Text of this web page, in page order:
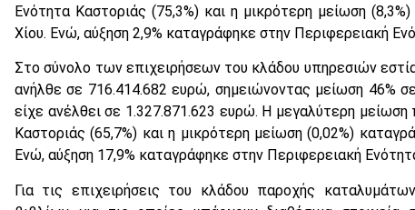
Ενότητα Καστοριάς (75,3%) και η μικρότερη μείωση
Χίου. Ενώ, αύξηση 2,9% καταγράφηκε στην Περιφερειακή
Στο σύνολο των επιχειρήσεων του κλάδου υπηρεσιών
ανήλθε σε 716.414.682 ευρώ, σημειώνοντας μείωση 46%
είχε ανέλθει σε 1.327.871.623 ευρώ. Η μεγαλύτερη
Καστοριάς (65,7%) και η μικρότερη μείωση (0,02%)
Ενώ, αύξηση 17,9% καταγράφηκε στην Περιφερειακή
Για τις επιχειρήσεις του κλάδου παροχής